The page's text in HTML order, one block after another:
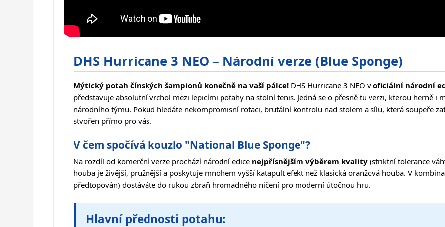
DHS Hurricane 3 NEO – Národní verze (Blue Sponge)
Mýtický potah čínských šampionů konečně na vaší pálce! DHS Hurricane 3 NEO voficiální národní
představuje absolutní vrchol mezi lepicími potahy na stolní tenis. Jedná se o přesně tu verzi, kterou herně i
národního týmu. Pokud hledáte nekompromisní rotaci, brutální kontrolu nad stolem a sílu, která soupeře
stvořen přímo pro vás.
V čem spočívá kouzlo "National Blue Sponge"?
Na rozdíl od komerční verze prochází národní edice nejpřísnějším výběrem kvality (striktní tolerance
houba je živější, pružnější a poskytuje mnohem vyšší katapult efekt než klasická oranžová houba. V
předtopován) dostáváte do rukou zbraň hromadného ničení pro moderní útočnou hru.
Hlavní přednosti potahu: